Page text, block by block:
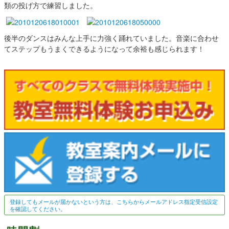
類の投げ方で練習しました。
後半のダンスはみんな上手に力強く踊れていました。音楽に合わせ
てステップもうまくできるようになって余裕も感じられます！
登録してもメールが届かないという方は、こちらからメールアドレス指定受信設定
を確認してください。